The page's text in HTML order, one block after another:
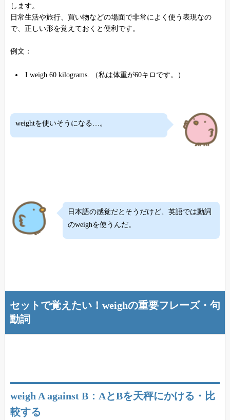
します。
日常生活や旅行、買い物などの場面で非常によく使う表現なの
で、正しい形を覚えておくと便利です。
例文：
I weigh 60 kilograms. （私は体重が60キロです。）
weightを使いそうになる…。
日本語の感覚だとそうだけど、英語では動詞
のweighを使うんだ。
セットで覚えたい！weighの重要フレーズ・句
動詞
weigh A against B：AとBを天秤にかける・比
較する